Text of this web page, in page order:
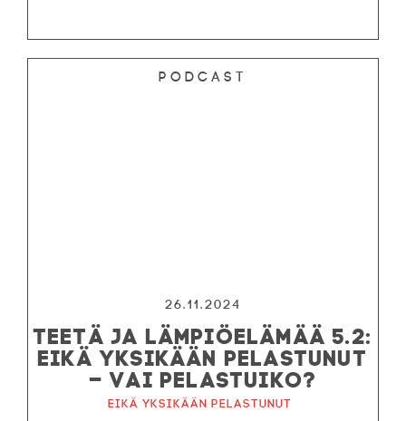
Podcast
26.11.2024
TEETÄ JA LÄMPIÖELÄMÄÄ 5.2:
EIKÄ YKSIKÄÄN PELASTUNUT
– VAI PELASTUIKO?
Eikä yksikään pelastunut